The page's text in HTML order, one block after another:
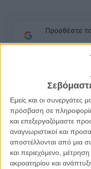
Εμείς και οι συνεργάτες
πρόσβαση σε
και επεξεργαζόμαστε
αναγνωριστικοί και
αποστέλλονται από μια
και περιεχόμενο,
ακροατηρίου και
Προσθέστε
Μετά το ιδιαίτερο
Glow», το Τζέιν Σένμπρουν
παίρνει όλη τη
μεταμορφώνει σε κάτι πιο
ανησυχητικό. Το
δείχνει απλώς σαν ένας
δεκαετιών, αλλά σαν μια
αφήνουν πίσω τους οι
τους.